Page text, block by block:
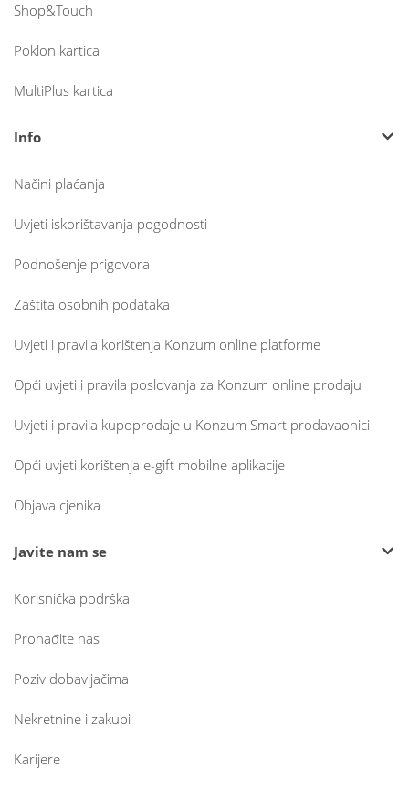
Shop&Touch
Poklon kartica
MultiPlus kartica
Info
Načini plaćanja
Uvjeti iskorištavanja pogodnosti
Podnošenje prigovora
Zaštita osobnih podataka
Uvjeti i pravila korištenja Konzum online platforme
Opći uvjeti i pravila poslovanja za Konzum online prodaju
Uvjeti i pravila kupoprodaje u Konzum Smart prodavaonici
Opći uvjeti korištenja e-gift mobilne aplikacije
Objava cjenika
Javite nam se
Korisnička podrška
Pronađite nas
Poziv dobavljačima
Nekretnine i zakupi
Karijere